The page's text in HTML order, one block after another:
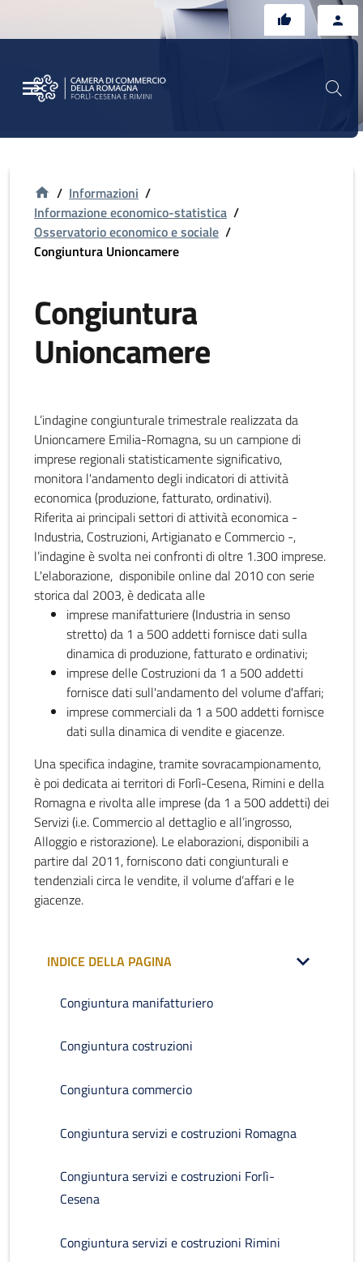
/ Informazioni /
Informazione economico-statistica /
Osservatorio economico e sociale /
Congiuntura Unioncamere
Congiuntura
Unioncamere
L’indagine congiunturale trimestrale realizzata da
Unioncamere Emilia-Romagna, su un campione di
imprese regionali statisticamente significativo,
monitora l'andamento degli indicatori di attività
economica (produzione, fatturato, ordinativi).
Riferita ai principali settori di attività economica -
Industria, Costruzioni, Artigianato e Commercio -,
l’indagine è svolta nei confronti di oltre 1.300 imprese.
L'elaborazione, disponibile online dal 2010 con serie
storica dal 2003, è dedicata alle
imprese manifatturiere (Industria in senso
stretto) da 1 a 500 addetti fornisce dati sulla
dinamica di produzione, fatturato e ordinativi;
imprese delle Costruzioni da 1 a 500 addetti
fornisce dati sull'andamento del volume d'affari;
imprese commerciali da 1 a 500 addetti fornisce
dati sulla dinamica di vendite e giacenze.
Una specifica indagine, tramite sovracampionamento,
è poi dedicata ai territori di Forlì-Cesena, Rimini e della
Romagna e rivolta alle imprese (da 1 a 500 addetti) dei
Servizi (i.e. Commercio al dettaglio e all’ingrosso,
Alloggio e ristorazione). Le elaborazioni, disponibili a
partire dal 2011, forniscono dati congiunturali e
tendenziali circa le vendite, il volume d’affari e le
giacenze.
INDICE DELLA PAGINA
Congiuntura manifatturiero
Congiuntura costruzioni
Congiuntura commercio
Congiuntura servizi e costruzioni Romagna
Congiuntura servizi e costruzioni Forlì-
Cesena
Congiuntura servizi e costruzioni Rimini